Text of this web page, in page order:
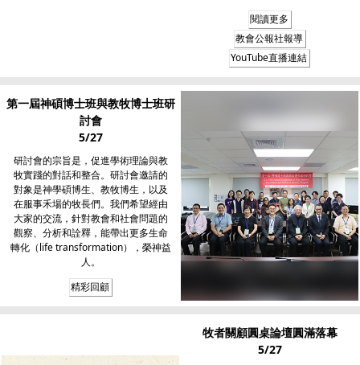
閱讀更多
教會公報社報導
YouTube直播連結
第一屆神碩博士班與教牧博士班研
討會
5/27
研討會的宗旨是，促進學術理論與教
牧實踐的對話和整合。研討會邀請的
對象是神學碩博生、教牧博生，以及
在服事禾場的牧長們。我們希望經由
大家的交流，針對教會和社會問題的
觀察、分析和詮釋，能帶出更多生命
轉化（life transformation），榮神益
人。
精彩回顧
牧者關顧圓桌論壇圓滿落幕
5/27